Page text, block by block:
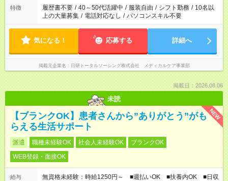
特徴 履歴書不要 / 40～50代活躍中 / 服装自由 / シフト勤務 / 10名以
上の大量募集 / 電話対応なし / パソコンスキル不要
気になる！ 応募する 詳細へ
掲載元企業名 日研トータルソーシング株式会社 メディカルケア事業部
掲載日：2026.08.06
未読
NEW
【ブランクOK】患者さんから”ありがとう”がも
らえる生活サポート
派遣 職種未経験OK 社会人未経験OK
ブランクOK
WEB登録・面接OK
給与
無資格未経験：時給1250円～ ■週払いOK ■扶養内OK ■日収